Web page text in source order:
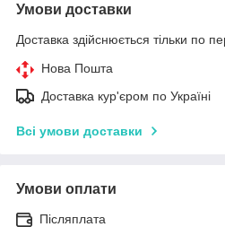
Умови доставки
Доставка здійснюється тільки по
Нова Пошта
Доставка кур'єром по Україні
Всі умови доставки
Умови оплати
Післяплата